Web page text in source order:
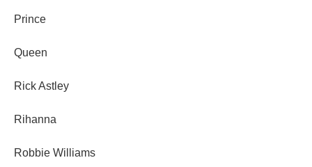
Prince
Queen
Rick Astley
Rihanna
Robbie Williams